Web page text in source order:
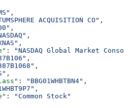
,
ACQUISITION CO" ,
,
,
,
:
"NASDAQ Global Market
,
,
,
: "BBG01WHBTBN4" ,
,
:
"Common Stock"